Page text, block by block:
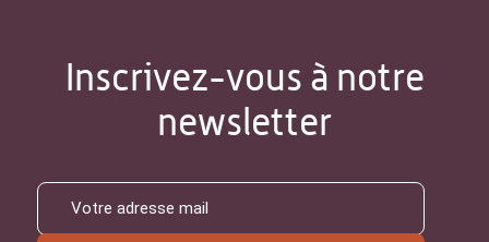
Inscrivez-vous à notre
newsletter